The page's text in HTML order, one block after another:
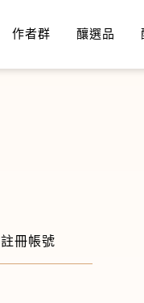
作者群 釀選品
註冊帳號